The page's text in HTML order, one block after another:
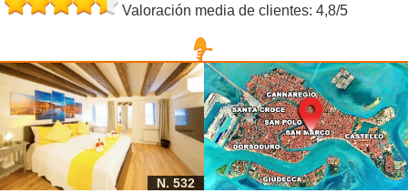
Valoración media de clientes: 4,8/5
N. 532